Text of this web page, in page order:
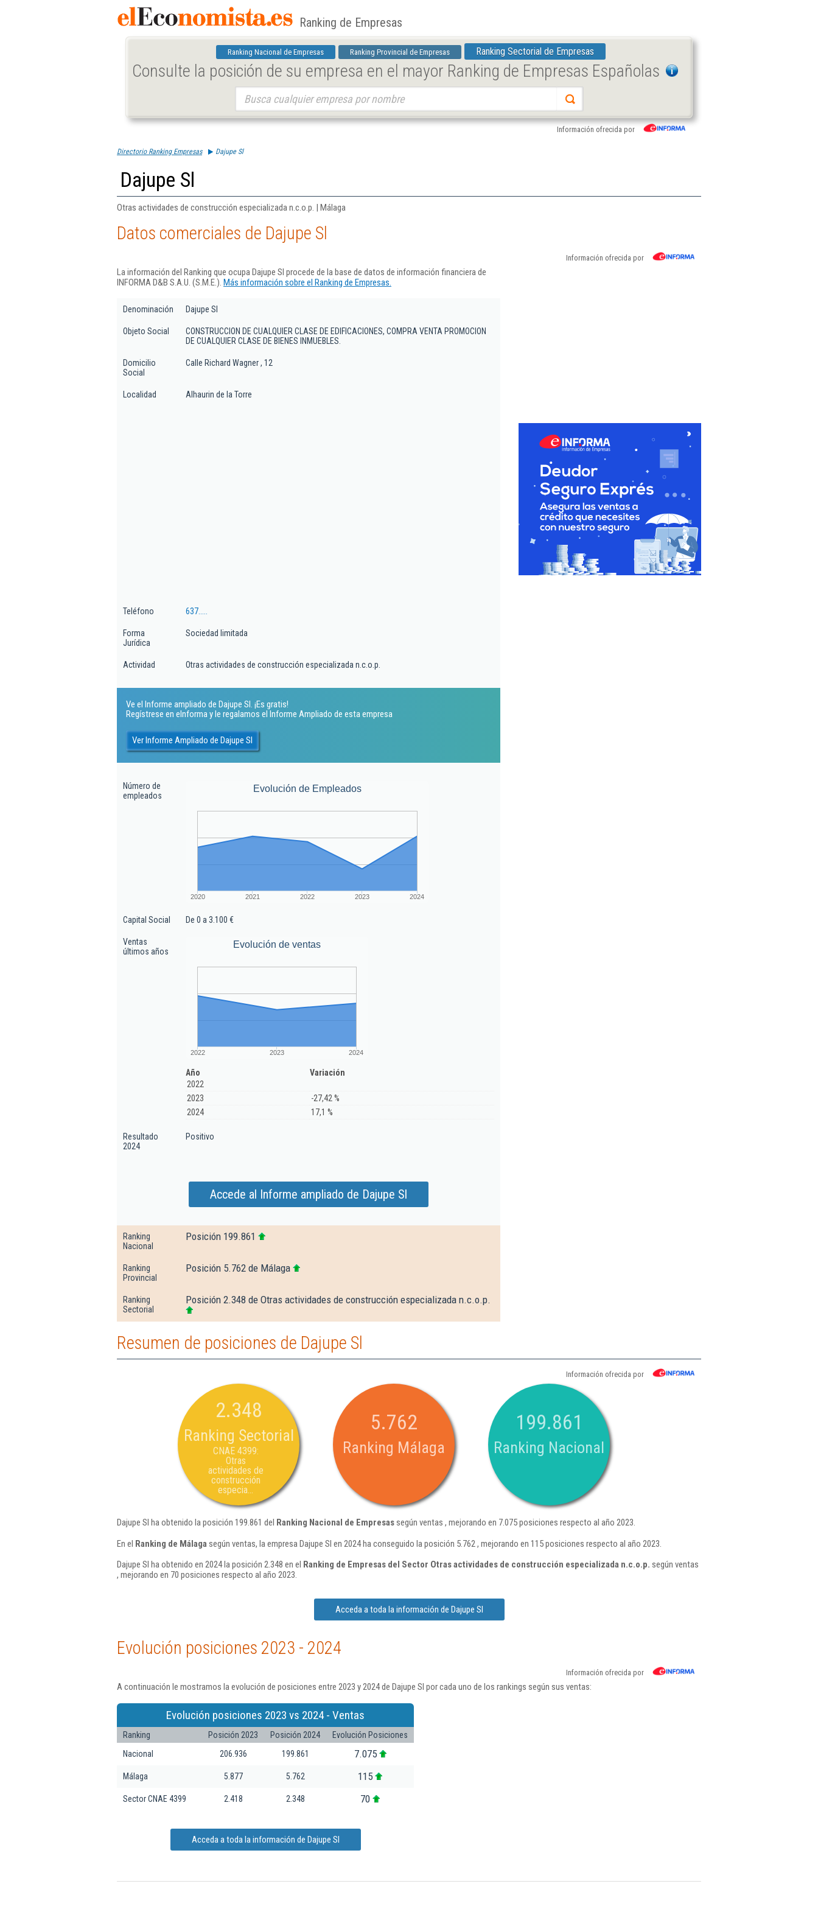
Ranking de Empresas
Ranking Nacional de Empresas Ranking Provincial de Empresas Ranking Sectorial de Empresas
Consulte la posición de su empresa en el mayor Ranking de Empresas Españolas
Información ofrecida por
Directorio Ranking Empresas Dajupe Sl
Dajupe Sl
Otras actividades de construcción especializada n.c.o.p. | Málaga
Datos comerciales de Dajupe Sl
Información ofrecida por
La información del Ranking que ocupa Dajupe Sl procede de la base de datos de información financiera de
INFORMA D&B S.A.U. (S.M.E.). Más información sobre el Ranking de Empresas.
Denominación Dajupe Sl
Objeto Social
CONSTRUCCION DE CUALQUIER CLASE DE EDIFICACIONES, COMPRA VENTA PROMOCION
DE CUALQUIER CLASE DE BIENES INMUEBLES.
Domicilio
Social
Calle Richard Wagner , 12
Localidad Alhaurin de la Torre
Teléfono 637.....
Forma
Jurídica
Sociedad limitada
Actividad Otras actividades de construcción especializada n.c.o.p.
Ve el Informe ampliado de Dajupe Sl. ¡Es gratis!
Regístrese en eInforma y le regalamos el Informe Ampliado de esta empresa
Ver Informe Ampliado de Dajupe Sl
Número de
empleados
Evolución de Empleados
2020 2021 2022 2023 2024
Capital Social De 0 a 3.100 €
Ventas
últimos años
Evolución de ventas
2022 2023 2024
Año
Variación
2022
2023
-27,42 %
2024
17,1 %
Resultado
2024
Positivo
Accede al Informe ampliado de Dajupe Sl
Ranking
Nacional
Posición 199.861
Ranking
Provincial
Posición 5.762 de Málaga
Ranking
Sectorial
Posición 2.348 de Otras actividades de construcción especializada n.c.o.p.
Resumen de posiciones de Dajupe Sl
Información ofrecida por
2.348
Ranking Sectorial
CNAE 4399:
Otras
actividades de
construcción
especia...
5.762
Ranking Málaga
199.861
Ranking Nacional
Dajupe Sl ha obtenido la posición 199.861 del Ranking Nacional de Empresassegún ventas , mejorando en 7.075 posiciones respecto al año 2023.
En el Ranking de Málaga según ventas, la empresa Dajupe Sl en 2024 ha conseguido la posición 5.762 , mejorando en 115 posiciones respecto al año 2023.
Dajupe Sl ha obtenido en 2024 la posición 2.348 en el Ranking de Empresas del Sector Otras actividades de construcción especializada n.c.o.p. según ventas
, mejorando en 70 posiciones respecto al año 2023.
Acceda a toda la información de Dajupe Sl
Evolución posiciones 2023 - 2024
Información ofrecida por
A continuación le mostramos la evolución de posiciones entre 2023 y 2024 de Dajupe Sl por cada uno de los rankings según sus ventas:
Evolución posiciones 2023 vs 2024 - Ventas
Ranking Posición 2023 Posición 2024
Evolución Posiciones
Nacional
206.936 199.861 7.075
Málaga 5.877 5.762 115
Sector CNAE 4399 2.418 2.348 70
Acceda a toda la información de Dajupe Sl